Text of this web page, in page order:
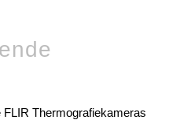
FLIR Thermografiekameras